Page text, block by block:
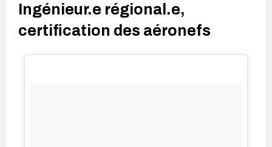
Ingénieur.e régional.e,
certification des aéronefs